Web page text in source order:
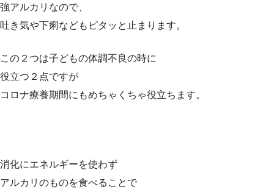
強アルカリなので、
吐き気や下痢などもピタッと止まります。
この２つは子どもの体調不良の時に
役立つ２点ですが
コロナ療養期間にもめちゃくちゃ役立ちます。
消化にエネルギーを使わず
アルカリのものを食べることで